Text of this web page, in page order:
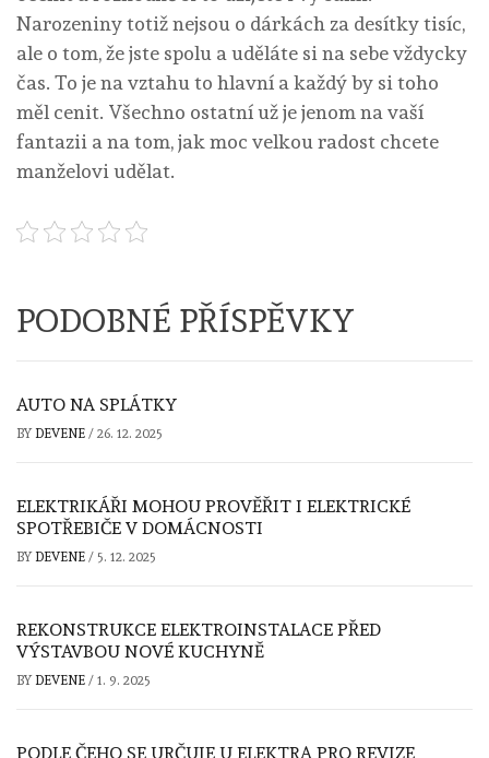
Narozeniny totiž nejsou o dárkách za desítky tisíc,
ale o tom, že jste spolu a uděláte si na sebe vždycky
čas. To je na vztahu to hlavní a každý by si toho
měl cenit. Všechno ostatní už je jenom na vaší
fantazii a na tom, jak moc velkou radost chcete
manželovi udělat.
PODOBNÉ PŘÍSPĚVKY
AUTO NA SPLÁTKY
BY DEVENE / 26. 12. 2025
ELEKTRIKÁŘI MOHOU PROVĚŘIT I ELEKTRICKÉ
SPOTŘEBIČE V DOMÁCNOSTI
BY DEVENE / 5. 12. 2025
REKONSTRUKCE ELEKTROINSTALACE PŘED
VÝSTAVBOU NOVÉ KUCHYNĚ
BY DEVENE / 1. 9. 2025
PODLE ČEHO SE URČUJE U ELEKTRA PRO REVIZE